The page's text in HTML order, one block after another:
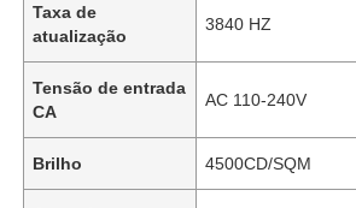
Taxa de
atualização
3840 HZ
Tensão de entrada
CA
AC 110-240V
Brilho 4500CD/SQM